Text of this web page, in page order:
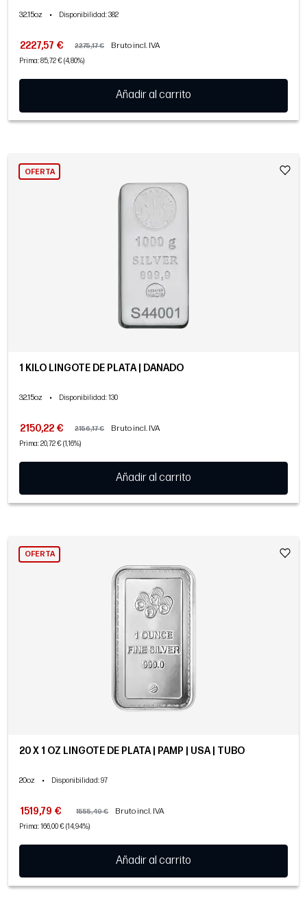
32.15oz • Disponibilidad: 382
2227,57 € 2275,17 € Bruto incl. IVA
Prima: 85,72 € (4,80%)
Añadir al carrito
OFERTA
1 KILO LINGOTE DE PLATA | DAÑADO
32.15oz • Disponibilidad: 130
2150,22 € 2156,17 € Bruto incl. IVA
Prima: 20,72 € (1,16%)
Añadir al carrito
OFERTA
20 X 1 OZ LINGOTE DE PLATA | PAMP | USA | TUBO
20oz • Disponibilidad: 97
1519,79 € 1555,49 € Bruto incl. IVA
Prima: 166,00 € (14,94%)
Añadir al carrito